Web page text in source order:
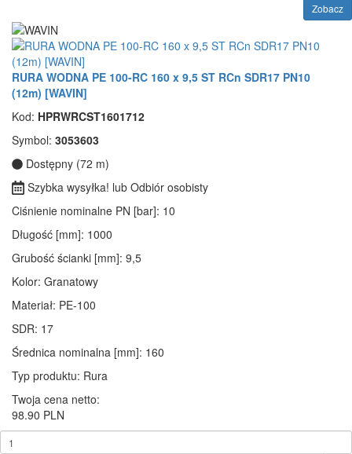
Zobacz
RURA WODNA PE 100-RC 160 x 9,5 ST RCn SDR17 PN10
(12m) [WAVIN]
Kod: HPRWRCST1601712
Symbol: 3053603
Dostępny (72 m)
Szybka wysyłka! lub Odbiór osobisty
Ciśnienie nominalne PN [bar]: 10
Długość [mm]: 1000
Grubość ścianki [mm]: 9,5
Kolor: Granatowy
Materiał: PE-100
SDR: 17
Średnica nominalna [mm]: 160
Typ produktu: Rura
Twoja cena netto:
98.90 PLN